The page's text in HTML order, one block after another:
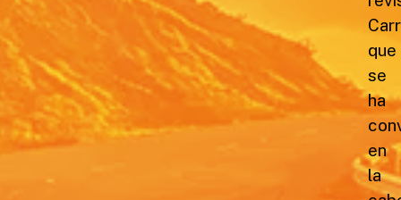
que
se
ha
en
la